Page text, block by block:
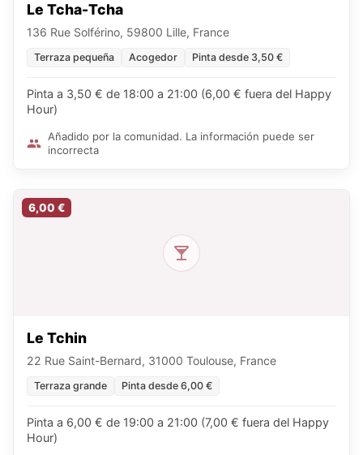
Le Tcha-Tcha
136 Rue Solférino, 59800 Lille, France
Terraza pequeña Acogedor Pinta desde 3,50 €
Pinta a 3,50 € de 18:00 a 21:00 (6,00 € fuera del Happy
Hour)
Añadido por la comunidad. La información puede ser
incorrecta
6,00 €
Le Tchin
22 Rue Saint-Bernard, 31000 Toulouse, France
Terraza grande Pinta desde 6,00 €
Pinta a 6,00 € de 19:00 a 21:00 (7,00 € fuera del Happy
Hour)